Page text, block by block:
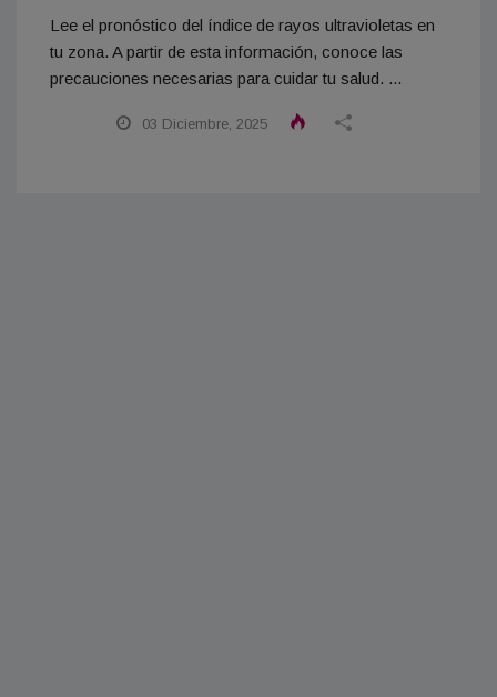
Lee el pronóstico del índice de rayos ultravioletas en
tu zona. A partir de esta información, conoce las
precauciones necesarias para cuidar tu salud. ...
03 Diciembre, 2025